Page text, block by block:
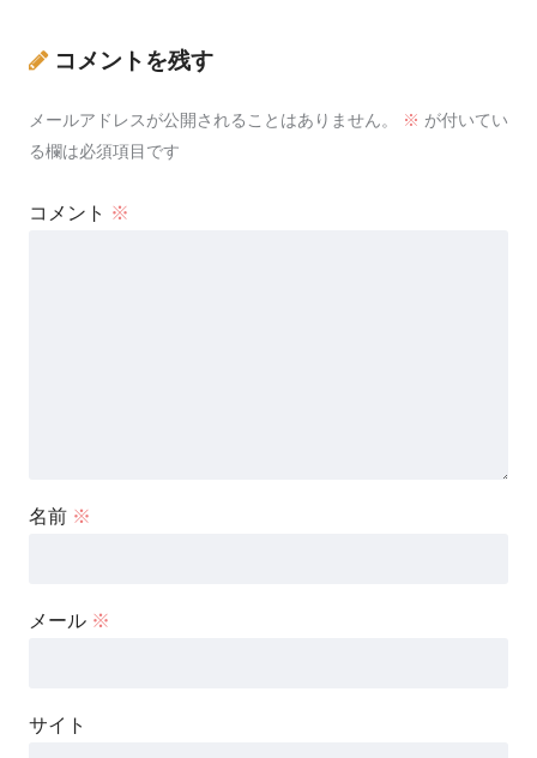
コメントを残す
メールアドレスが公開されることはありません。 ※ が付いてい
る欄は必須項目です
コメント ※
名前 ※
メール ※
サイト